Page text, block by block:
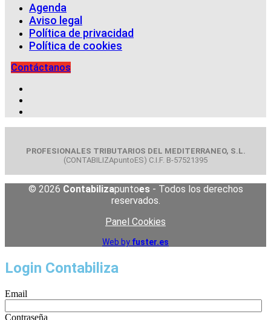
Agenda
Aviso legal
Política de privacidad
Política de cookies
Contáctanos
PROFESIONALES TRIBUTARIOS DEL MEDITERRANEO, S.L.
(CONTABILIZApuntoES) C.I.F. B-57521395
© 2026 Contabilizapuntoes- Todos los derechos
reservados.
Panel Cookies
Web by fuster.es
Login Contabiliza
Email
Contraseña